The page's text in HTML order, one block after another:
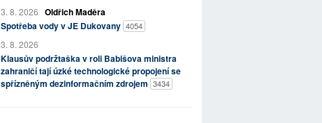
3. 8. 2026 Oldřich Maděra
Spotřeba vody v JE Dukovany 4054
3. 8. 2026
Klausův podržtaška v roli Babišova ministra
zahraničí tají úzké technologické propojení se
spřízněným dezinformačním zdrojem 3434